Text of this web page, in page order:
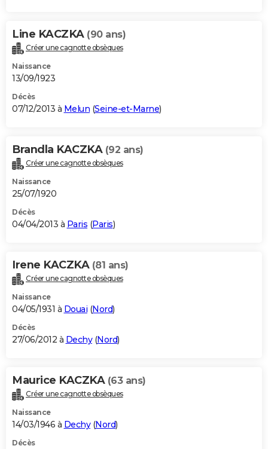
Line KACZKA (90 ans)
Créer une cagnotte obsèques
Naissance
13/09/1923
Décès
07/12/2013 à Melun (Seine-et-Marne)
Brandla KACZKA (92 ans)
Créer une cagnotte obsèques
Naissance
25/07/1920
Décès
04/04/2013 à Paris (Paris)
Irene KACZKA (81 ans)
Créer une cagnotte obsèques
Naissance
04/05/1931 à Douai (Nord)
Décès
27/06/2012 à Dechy(Nord)
Maurice KACZKA (63 ans)
Créer une cagnotte obsèques
Naissance
14/03/1946 à Dechy(Nord)
Décès